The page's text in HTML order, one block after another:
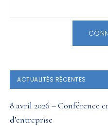
ACTUALITÉS RÉCENTES
8 avril 2026 – Conférence
d’entreprise